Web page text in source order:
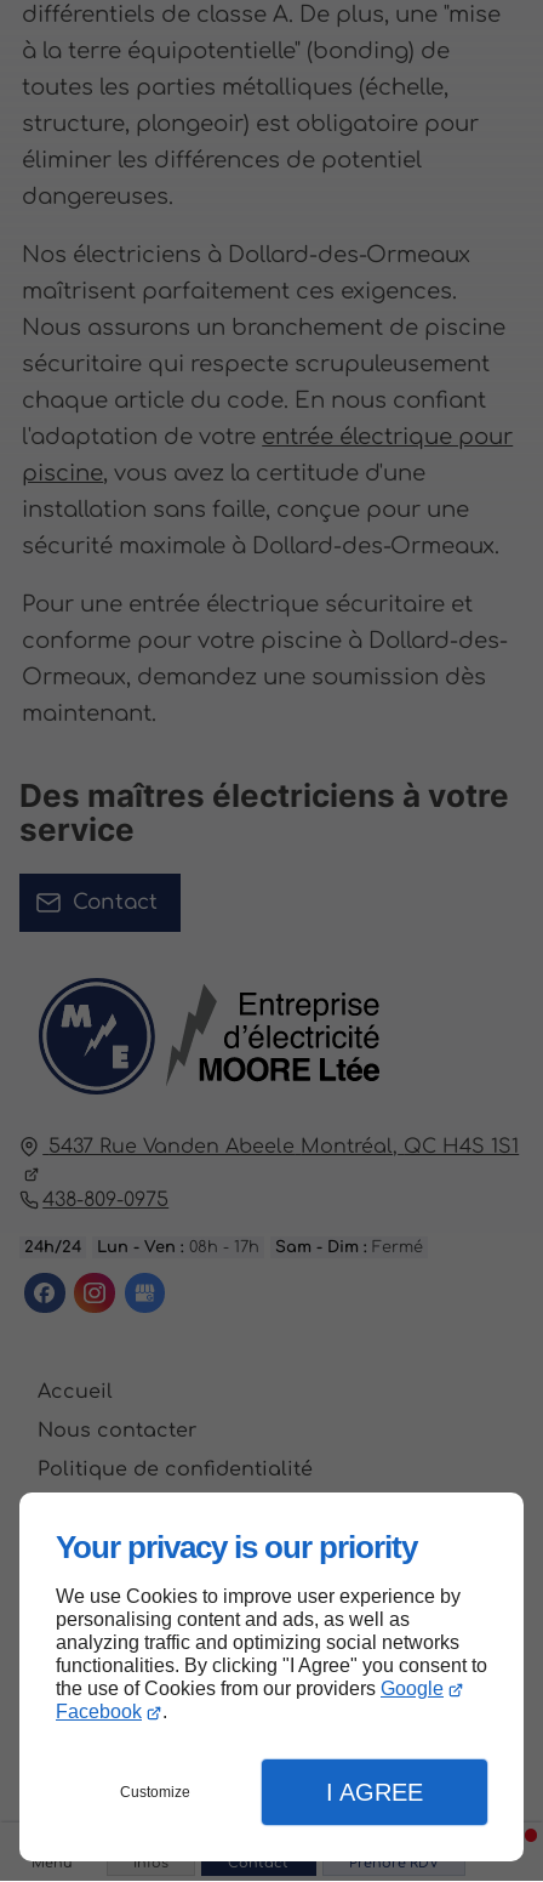
Your privacy is our priority
We use Cookies to improve user experience by
personalising content and ads, as well as
analyzing traffic and optimizing social networks
functionalities. By clicking "I Agree" you consent to
the use of Cookies from our providers Google
Facebook
.
Customize I AGREE
Menu Infos Contact Prendre RDV
différentiels de classe A. De plus, une "mise
à la terre équipotentielle" (bonding) de
toutes les parties métalliques (échelle,
structure, plongeoir) est obligatoire pour
éliminer les différences de potentiel
dangereuses.
Nos électriciens à Dollard-des-Ormeaux
maîtrisent parfaitement ces exigences.
Nous assurons un branchement de piscine
sécuritaire qui respecte scrupuleusement
chaque article du code. En nous confiant
l'adaptation de votre entrée électrique pour
piscine, vous avez la certitude d'une
installation sans faille, conçue pour une
sécurité maximale à Dollard-des-Ormeaux.
Pour une entrée électrique sécuritaire et
conforme pour votre piscine à Dollard-des-
Ormeaux, demandez une soumission dès
maintenant.
5437 Rue Vanden Abeele Montréal, QC H4S 1S1
438-809-0975
24h/24 Lun - Ven : 08h - 17h Sam - Dim : Fermé
Accueil
Nous contacter
Politique de confidentialité
Des maîtres électriciens à votre
service
Contact
Haut de page